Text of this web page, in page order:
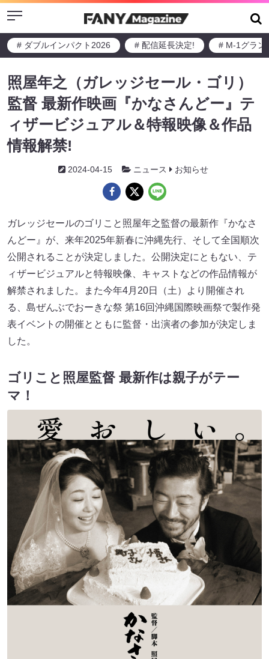
Menu
# ダブルインパクト2026 # 配信延長決定! # M-1グラン
照屋年之（ガレッジセール・ゴリ）
監督 最新作映画『かなさんどー』テ
ィザービジュアル＆特報映像＆作品
情報解禁!
2024-04-15 ニュース お知らせ
ガレッジセールのゴリこと照屋年之監督の最新作『かなさ
んどー』が、来年2025年新春に沖縄先行、そして全国順次
公開されることが決定しました。公開決定にともない、テ
ィザービジュアルと特報映像、キャストなどの作品情報が
解禁されました。また今年4月20日（土）より開催され
る、島ぜんぶでおーきな祭 第16回沖縄国際映画祭で製作発
表イベントの開催とともに監督・出演者の参加が決定しま
した。
ゴリこと照屋監督 最新作は親子がテー
マ！